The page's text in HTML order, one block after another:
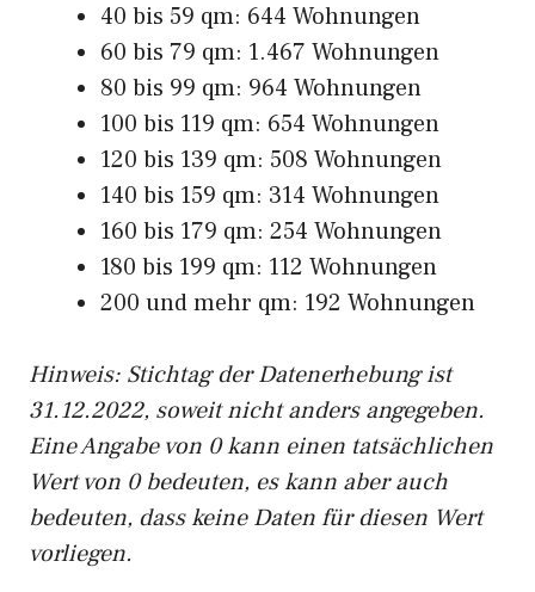
40 bis 59 qm: 644 Wohnungen
60 bis 79 qm: 1.467 Wohnungen
80 bis 99 qm: 964 Wohnungen
100 bis 119 qm: 654 Wohnungen
120 bis 139 qm: 508 Wohnungen
140 bis 159 qm: 314 Wohnungen
160 bis 179 qm: 254 Wohnungen
180 bis 199 qm: 112 Wohnungen
200 und mehr qm: 192 Wohnungen
Hinweis: Stichtag der Datenerhebung ist
31.12.2022, soweit nicht anders angegeben.
Eine Angabe von 0 kann einen tatsächlichen
Wert von 0 bedeuten, es kann aber auch
bedeuten, dass keine Daten für diesen Wert
vorliegen.